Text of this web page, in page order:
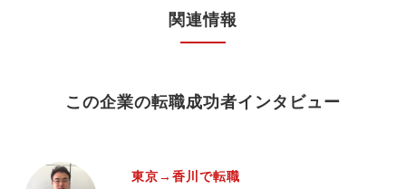
関連情報
この企業の転職成功者インタビュー
東京→香川で転職